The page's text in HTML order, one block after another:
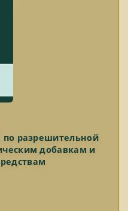
по разрешительной
добавкам и